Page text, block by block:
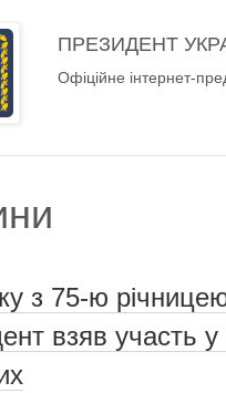
ПРЕЗИДЕНТ
Офіційне інтернет-
з 75-ю
взяв участь